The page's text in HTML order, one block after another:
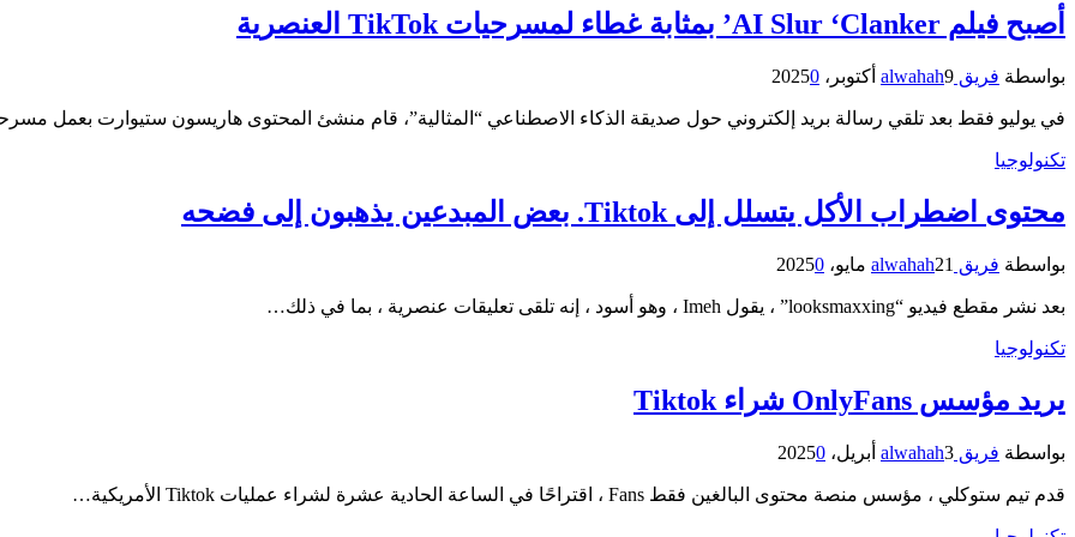
أصبح فيلم AI Slur ‘Clanker’ بمثابة غطاء لمسرحيات TikTok العنصرية
بواسطة فريق alwahah 9 أكتوبر، 2025 0
في يوليو فقط بعد تلقي رسالة بريد إلكتروني حول صديقة الذكاء الاصطناعي “المثالية”، قام منشئ المحتوى هاريسون ستيوارت بعمل
تكنولوجيا
محتوى اضطراب الأكل يتسلل إلى Tiktok. بعض المبدعين يذهبون إلى فضحه
بواسطة فريق alwahah 21 مايو، 2025 0
بعد نشر مقطع فيديو “looksmaxxing” ، يقول Imeh ، وهو أسود ، إنه تلقى تعليقات عنصرية ، بما في ذلك…
تكنولوجيا
يريد مؤسس OnlyFans شراء Tiktok
بواسطة فريق alwahah 3 أبريل، 2025 0
قدم تيم ستوكلي ، مؤسس منصة محتوى البالغين فقط Fans ، اقتراحًا في الساعة الحادية عشرة لشراء عمليات Tiktok الأمريكية…